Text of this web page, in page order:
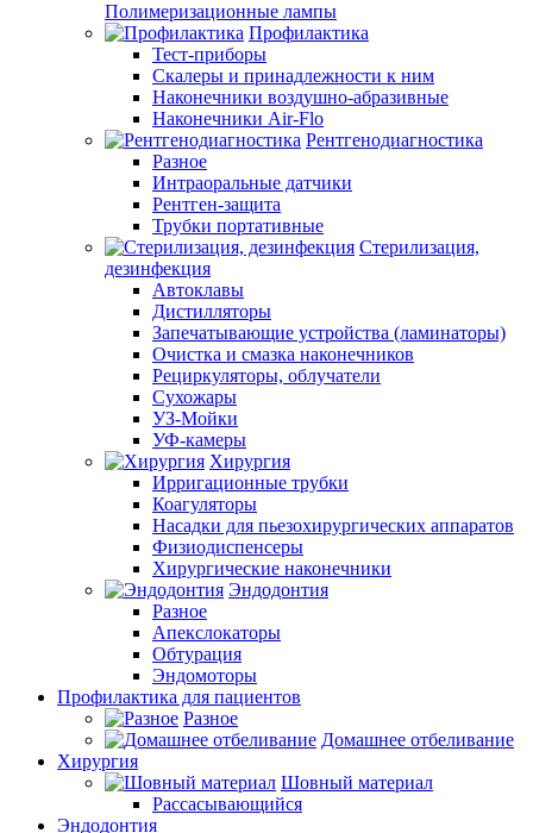
Полимеризационные лампы
Профилактика
Тест-приборы
Скалеры и принадлежности к ним
Наконечники воздушно-абразивные
Наконечники Air-Flo
Рентгенодиагностика
Разное
Интраоральные датчики
Рентген-защита
Трубки портативные
Стерилизация,
дезинфекция
Автоклавы
Дистилляторы
Запечатывающие устройства (ламинаторы)
Очистка и смазка наконечников
Рециркуляторы, облучатели
Сухожары
УЗ-Мойки
УФ-камеры
Хирургия
Ирригационные трубки
Коагуляторы
Насадки для пьезохирургических аппаратов
Физиодиспенсеры
Хирургические наконечники
Эндодонтия
Разное
Апекслокаторы
Обтурация
Эндомоторы
Профилактика для пациентов
Разное
Домашнее отбеливание
Хирургия
Шовный материал
Рассасывающийся
Эндодонтия